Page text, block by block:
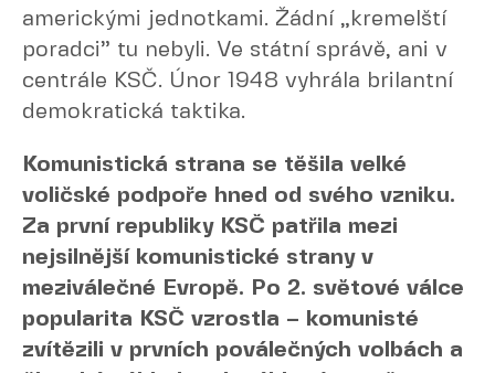
americkými jednotkami. Žádní „kremelští
poradci” tu nebyli. Ve státní správě, ani v
centrále KSČ. Únor 1948 vyhrála brilantní
demokratická taktika.
Komunistická strana se těšila velké
voličské podpoře hned od svého vzniku.
Za první republiky KSČ patřila mezi
nejsilnější komunistické strany v
meziválečné Evropě. Po 2. světové válce
popularita KSČ vzrostla – komunisté
zvítězili v prvních poválečných volbách a